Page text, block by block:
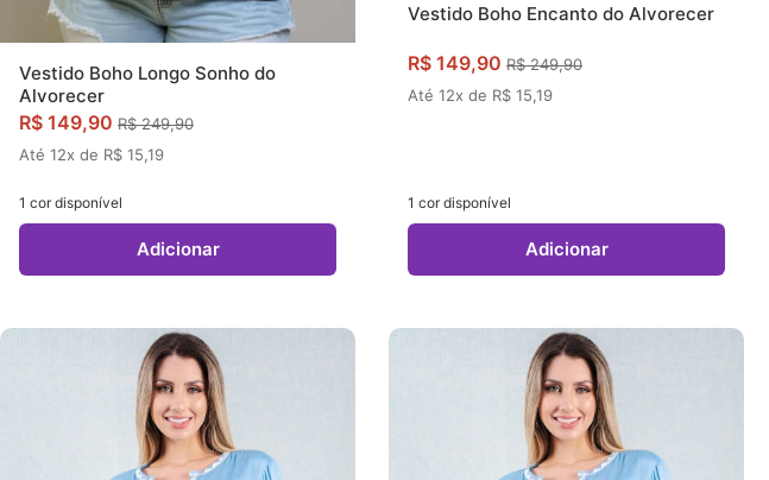
Vestido Boho Longo Sonho do
Alvorecer
R$ 149,90 R$ 249,90
Até 12x de R$ 15,19
1 cor disponível
Adicionar
Vestido Boho Encanto do Alvorecer
R$ 149,90 R$ 249,90
Até 12x de R$ 15,19
1 cor disponível
Adicionar